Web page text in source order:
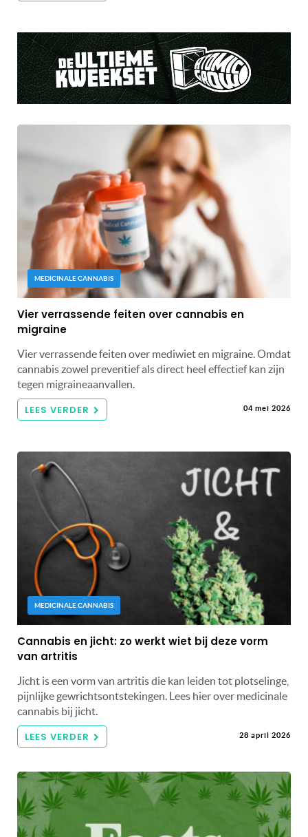
MEDICINALE CANNABIS
Vier verrassende feiten over cannabis en
migraine
Vier verrassende feiten over mediwiet en migraine. Omdat
cannabis zowel preventief als direct heel effectief kan zijn
tegen migraineaanvallen.
LEES VERDER 04 mei 2026
MEDICINALE CANNABIS
Cannabis en jicht: zo werkt wiet bij deze vorm
van artritis
Jicht is een vorm van artritis die kan leiden tot plotselinge,
pijnlijke gewrichtsontstekingen. Lees hier over medicinale
cannabis bij jicht.
LEES VERDER 28 april 2026